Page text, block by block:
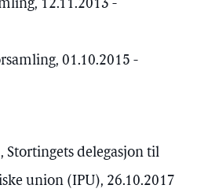
12.11.2013 -
01.10.2015 -
Stortingets delegasjon til
union (IPU), 26.10.2017